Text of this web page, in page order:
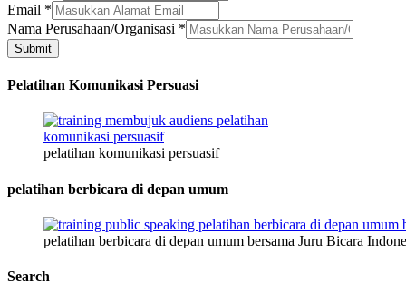
Email *
Email
No.
Jenis
Nama Perusahaan/Organisasi *
Submit
Pelatihan Komunikasi Persuasi
pelatihan komunikasi persuasif
pelatihan berbicara di depan umum
pelatihan berbicara di depan umum bersama Juru Bicara
Search